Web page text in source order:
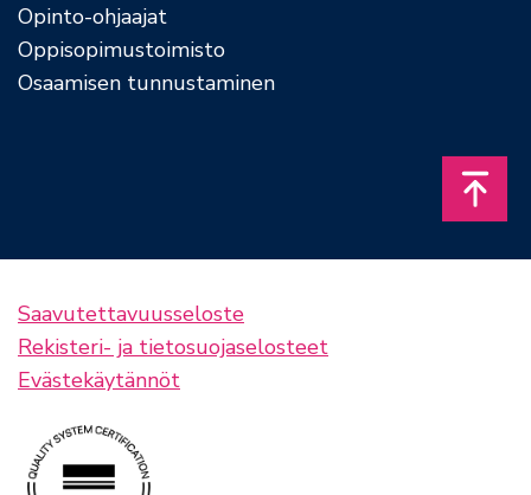
Opinto-ohjaajat
Oppisopimustoimisto
Osaamisen tunnustaminen
Saavutettavuusseloste
Rekisteri- ja tietosuojaselosteet
Evästekäytännöt